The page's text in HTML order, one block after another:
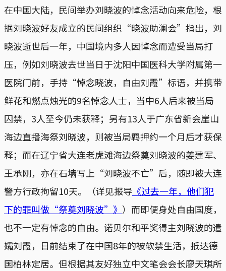
在中国大陆，民间举办刘晓波的悼念活动向来危险，根
据刘晓波好友成立的民间组织“晓波助澜会”指出，刘
晓波逝世后一年，中国境内多人因悼念而遭受当局打
压，例如刘晓波去世当日于沈阳中国医科大学附属第一
医院门前，手持“悼念晓波，自由刘霞”标语，并携带
鲜花和燃点烛光的9名悼念人士，当中6人后来被当局
囚禁，3人至今仍未获释；另有13人于广东省新会崖山
海边直播海祭刘晓波，则被当局羁押约一个月后才获保
释；而在辽宁省大连老虎滩海边祭奠刘晓波的姜建军、
王承刚，亦在石墙写上“刘晓波不亡”后，随即被大连
警方行政拘留10天。（详见报导 《过去一年，他们犯
下的罪叫做“祭奠刘晓波”》 ）而即便身处自由国度，
也不一定有悼念的自由。诺贝尔和平奖得主刘晓波的遣
孀刘霞，日前结束了在中国8年的被软禁生活，抵达德
国柏林定居。但根据其友好独立中文笔会会长廖天琪所